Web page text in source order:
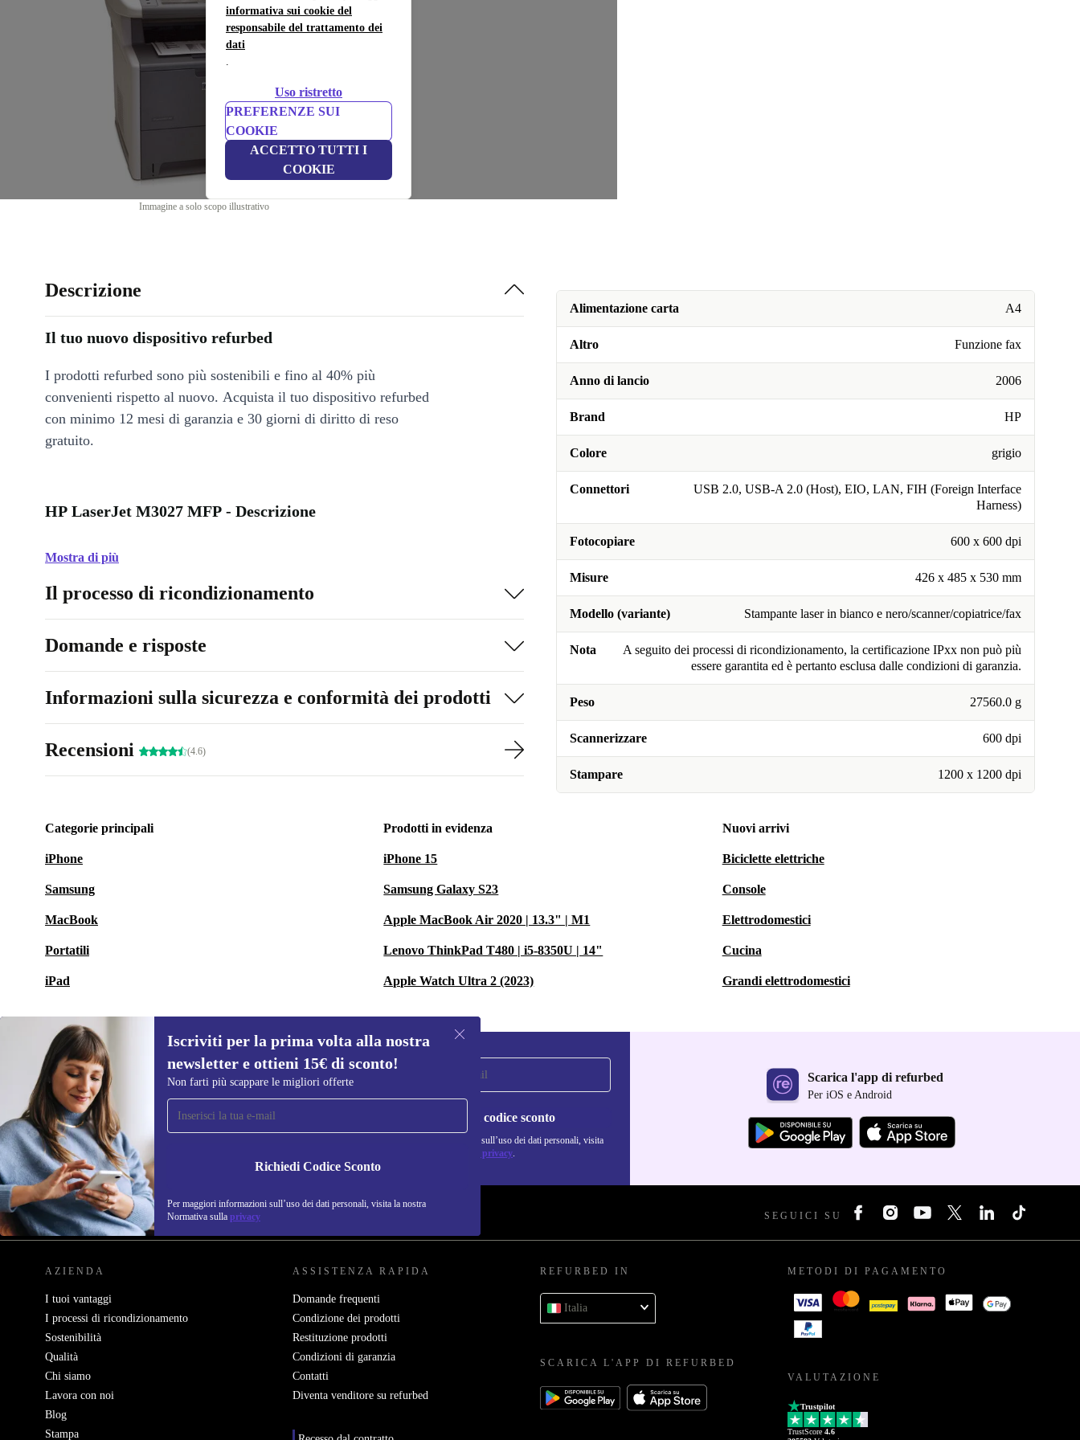
informativa sui cookie del
responsabile del trattamento dei
dati
.
Uso ristretto
PREFERENZE SUI
COOKIE
ACCETTO TUTTI I
COOKIE
Immagine a solo scopo illustrativo
Alimentazione carta A4
Altro Funzione fax
Anno di lancio 2006
Brand HP
Colore grigio
Connettori
USB 2.0, USB-A 2.0 (Host), EIO, LAN, FIH (Foreign Interface
Harness)
Fotocopiare 600 x 600 dpi
Misure 426 x 485 x 530 mm
Modello (variante) Stampante laser in bianco e nero/scanner/copiatrice/fax
Nota
A seguito dei processi di ricondizionamento, la certificazione IPxx non può più
essere garantita ed è pertanto esclusa dalle condizioni di garanzia.
Peso 27560.0 g
Scannerizzare 600 dpi
Stampare 1200 x 1200 dpi
Descrizione
Il tuo nuovo dispositivo refurbed
I prodotti refurbed sono più sostenibili e fino al 40% più
convenienti rispetto al nuovo. Acquista il tuo dispositivo refurbed
con minimo 12 mesi di garanzia e 30 giorni di diritto di reso
gratuito.
HP LaserJet M3027 MFP - Descrizione
Mostra di più
Il processo di ricondizionamento
Domande e risposte
Informazioni sulla sicurezza e conformità dei prodotti
Recensioni (4.6)
Categorie principali
iPhone
Samsung
MacBook
Portatili
iPad
Prodotti in evidenza
iPhone 15
Samsung Galaxy S23
Apple MacBook Air 2020 | 13.3" | M1
Lenovo ThinkPad T480 | i5-8350U | 14"
Apple Watch Ultra 2 (2023)
Nuovi arrivi
Biciclette elettriche
Console
Elettrodomestici
Cucina
Grandi elettrodomestici
Iscriviti per la prima volta alla nostra
newsletter e ottieni 15€ di sconto!
Non farti più scappare le migliori offerte
Richiedi Codice Sconto
Per maggiori informazioni sull’uso dei dati personali, visita la nostra
Normativa sulla privacy
Iscriviti per la prima volta alla nostra
newsletter e ottieni 15€ di sconto!
Non farti più scappare le migliori offerte.
Richiedi codice sconto
Per maggiori informazioni sull’uso dei dati personali, visita
Normativa sulla privacy.
Scarica l'app di refurbed
Per iOS e Android
REFURBED ITALIA - RETHINK NEW. SEGUICI SU
AZIENDA
I tuoi vantaggi
I processi di ricondizionamento
Sostenibilità
Qualità
Chi siamo
Lavora con noi
Blog
Stampa
ASSISTENZA RAPIDA
Domande frequenti
Condizione dei prodotti
Restituzione prodotti
Condizioni di garanzia
Contatti
Diventa venditore su refurbed
REFURBED IN
Italia
SCARICA L'APP DI REFURBED
METODI DI PAGAMENTO
VALUTAZIONE
Trustpilot
TrustScore 4.6